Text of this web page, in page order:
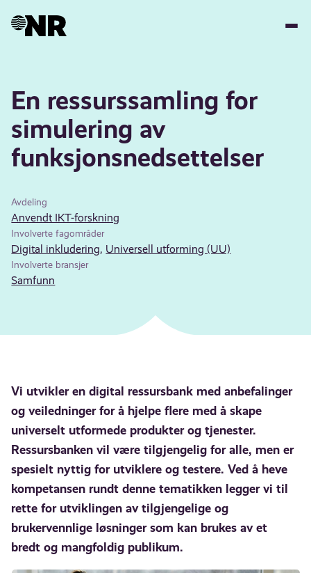
En ressurssamling for
simulering av
funksjonsnedsettelser
Avdeling
Anvendt IKT-forskning
Involverte fagområder
Digital inkludering, Universell utforming (UU)
Involverte bransjer
Samfunn
Vi utvikler en digital ressursbank med anbefalinger
og veiledninger for å hjelpe flere med å skape
universelt utformede produkter og tjenester.
Ressursbanken vil være tilgjengelig for alle, men er
spesielt nyttig for utviklere og testere. Ved å heve
kompetansen rundt denne tematikken legger vi til
rette for utviklingen av tilgjengelige og
brukervennlige løsninger som kan brukes av et
bredt og mangfoldig publikum.